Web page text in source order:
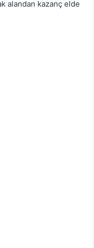
alandan kazanç elde